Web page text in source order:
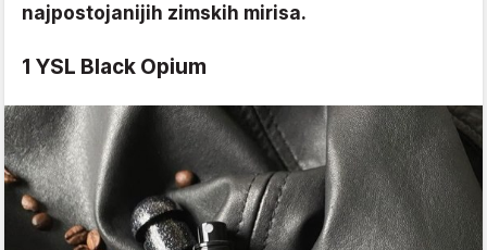
najpostojanijih zimskih mirisa.
1 YSL Black Opium